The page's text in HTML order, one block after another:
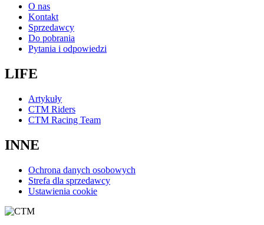
O nas
Kontakt
Sprzedawcy
Do pobrania
Pytania i odpowiedzi
LIFE
Artykuły
CTM Riders
CTM Racing Team
INNE
Ochrona danych osobowych
Strefa dla sprzedawcy
Ustawienia cookie